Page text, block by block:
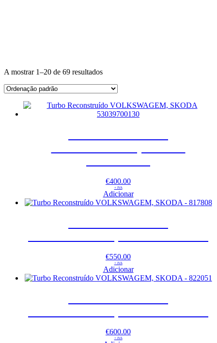
A mostrar 1–20 de 69 resultados
€400.00
+ IVA
Adicionar
€550.00
+ IVA
Adicionar
€600.00
+ IVA